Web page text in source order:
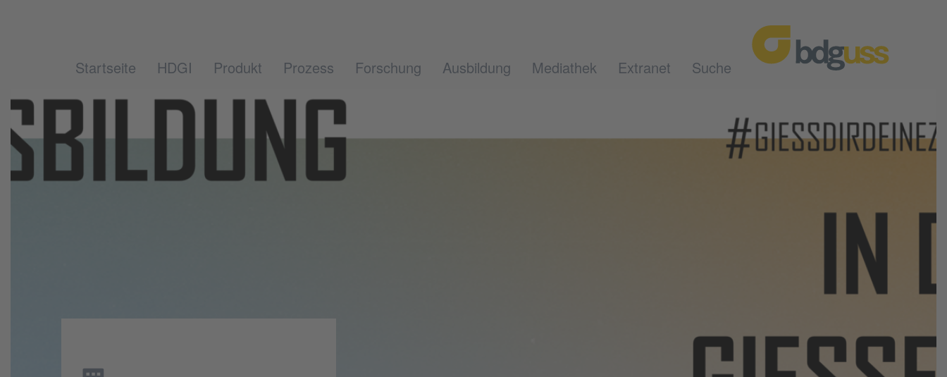
Startseite HDGI Produkt Prozess Forschung Ausbildung Mediathek Extranet Suche